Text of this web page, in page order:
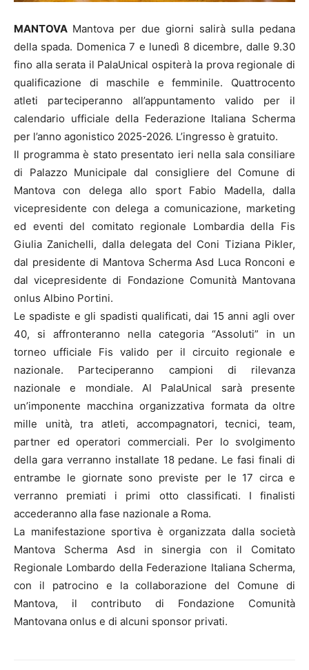
MANTOVA Mantova per due giorni salirà sulla pedana
della spada. Domenica 7 e lunedì 8 dicembre, dalle 9.30
fino alla serata il PalaUnical ospiterà la prova regionale di
qualificazione di maschile e femminile. Quattrocento
atleti parteciperanno all’appuntamento valido per il
calendario ufficiale della Federazione Italiana Scherma
per l’anno agonistico 2025-2026. L’ingresso è gratuito.
Il programma è stato presentato ieri nella sala consiliare
di Palazzo Municipale dal consigliere del Comune di
Mantova con delega allo sport Fabio Madella, dalla
vicepresidente con delega a comunicazione, marketing
ed eventi del comitato regionale Lombardia della Fis
Giulia Zanichelli, dalla delegata del Coni Tiziana Pikler,
dal presidente di Mantova Scherma Asd Luca Ronconi e
dal vicepresidente di Fondazione Comunità Mantovana
onlus Albino Portini.
Le spadiste e gli spadisti qualificati, dai 15 anni agli over
40, si affronteranno nella categoria “Assoluti” in un
torneo ufficiale Fis valido per il circuito regionale e
nazionale. Parteciperanno campioni di rilevanza
nazionale e mondiale. Al PalaUnical sarà presente
un’imponente macchina organizzativa formata da oltre
mille unità, tra atleti, accompagnatori, tecnici, team,
partner ed operatori commerciali. Per lo svolgimento
della gara verranno installate 18 pedane. Le fasi finali di
entrambe le giornate sono previste per le 17 circa e
verranno premiati i primi otto classificati. I finalisti
accederanno alla fase nazionale a Roma.
La manifestazione sportiva è organizzata dalla società
Mantova Scherma Asd in sinergia con il Comitato
Regionale Lombardo della Federazione Italiana Scherma,
con il patrocino e la collaborazione del Comune di
Mantova, il contributo di Fondazione Comunità
Mantovana onlus e di alcuni sponsor privati.